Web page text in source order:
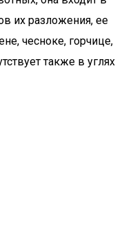
их разложения, ее
чесноке, горчице,
также в углях